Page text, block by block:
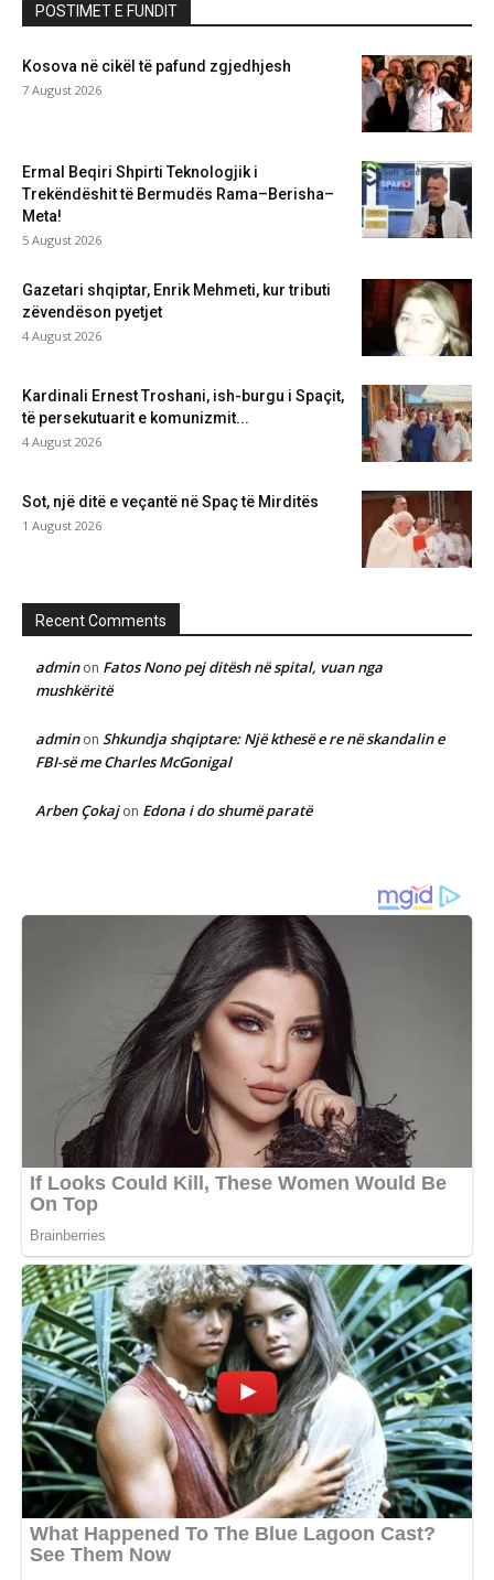
POSTIMET E FUNDIT
Kosova në cikël të pafund zgjedhjesh
7 August 2026
Ermal Beqiri Shpirti Teknologjik i
Trekëndëshit të Bermudës Rama–Berisha–
Meta!
5 August 2026
Gazetari shqiptar, Enrik Mehmeti, kur tributi
zëvendëson pyetjet
4 August 2026
Kardinali Ernest Troshani, ish-burgu i Spaçit,
të persekutuarit e komunizmit...
4 August 2026
Sot, një ditë e veçantë në Spaç të Mirditës
1 August 2026
Recent Comments
adminon Fatos Nono pej ditësh në spital, vuan nga
mushkëritë
adminon Shkundja shqiptare: Një kthesë e re në skandalin e
FBI-së me Charles McGonigal
Arben Çokajon Edona i do shumë paratë